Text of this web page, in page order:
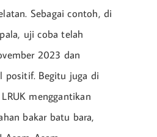
Sebagai contoh, di
uji coba telah
2023 dan
positif. Begitu juga di
LRUK menggantikan
bakar batu bara,